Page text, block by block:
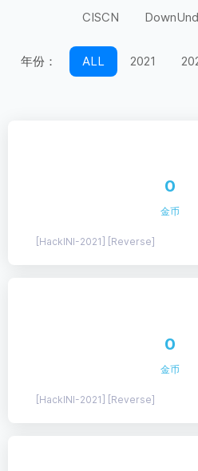
CISCN
MidnightFlag
Securinets
年份： ALL 2021
0
金币
[HackINI-2021] [Reverse]
0
金币
[HackINI-2021] [Reverse]